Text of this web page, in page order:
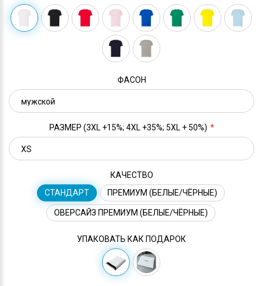
ФАСОН
РАЗМЕР (3XL +15%; 4XL +35%; 5XL + 50%)
КАЧЕСТВО
СТАНДАРТ
ПРЕМИУМ (БЕЛЫЕ/ЧЁРНЫЕ)
ОВЕРСАЙЗ ПРЕМИУМ (БЕЛЫЕ/ЧЁРНЫЕ)
УПАКОВАТЬ КАК ПОДАРОК